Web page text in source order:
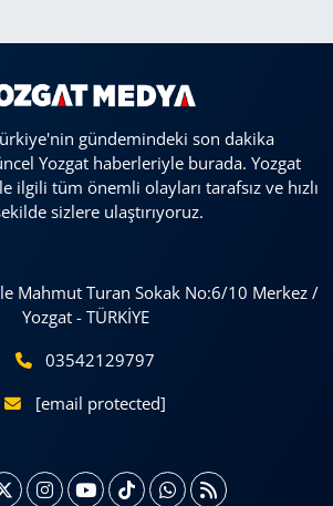
gündemindeki son dakika
Yozgat haberleriyle burada. Yozgat
ilgili tüm önemli olayları tarafsız ve hızlı
sizlere ulaştırıyoruz.
Mahmut Turan Sokak No:6/10 Merkez /
Yozgat - TÜRKİYE
03542129797
[email protected]